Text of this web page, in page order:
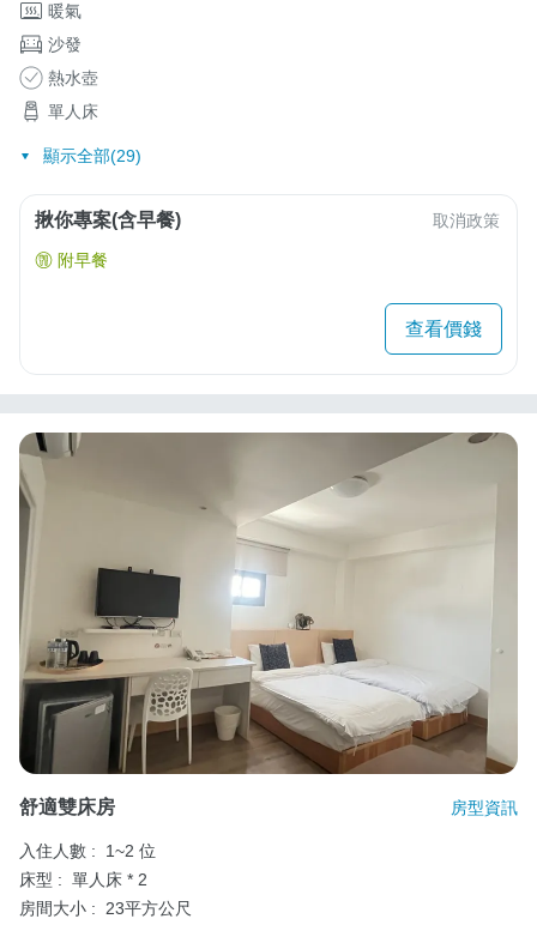
暖氣
沙發
熱水壺
單人床
顯示全部(29)
揪你專案(含早餐) 取消政策
附早餐
查看價錢
舒適雙床房 房型資訊
入住人數 :
1~2 位
床型 : 單人床 * 2
房間大小 :
23平方公尺